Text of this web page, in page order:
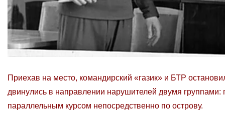
Приехав на место, командирский «газик» и БТР
двинулись в направлении нарушителей двумя
параллельным курсом непосредственно по острову.